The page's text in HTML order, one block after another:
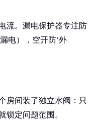
流。漏电保护器专注防
电），空开防‘外
房间装了独立水阀：只
锁定问题范围。